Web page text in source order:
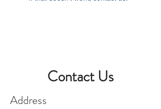
Contact Us
Address